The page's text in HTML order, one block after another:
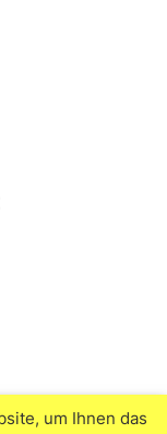
um Ihnen das